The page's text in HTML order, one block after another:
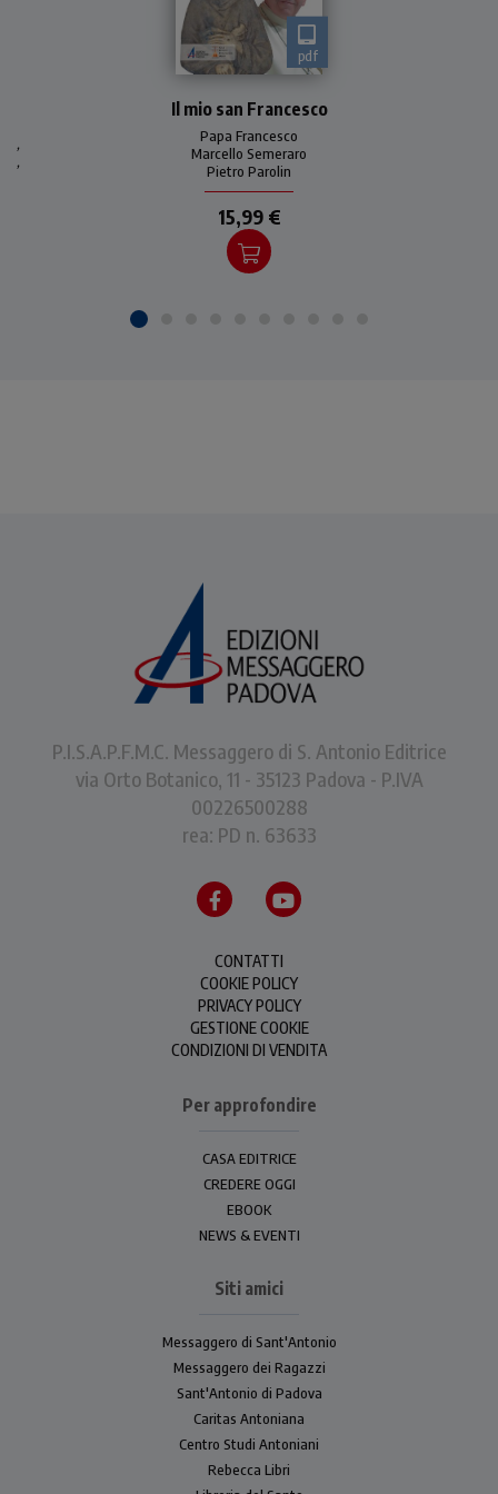
pdf
tra il card
Papa Francesco
,
Marcello Semeraro
,
Pietro Parolin
Il mio san Francesco
15,99 €
P.I.S.A.P.F.M.C. Messaggero di S. Antonio Editrice
via Orto Botanico, 11 - 35123 Padova - P.IVA
00226500288
rea: PD n. 63633
CONTATTI
COOKIE POLICY
PRIVACY POLICY
GESTIONE COOKIE
CONDIZIONI DI VENDITA
Per approfondire
CASA EDITRICE
CREDERE OGGI
EBOOK
NEWS & EVENTI
Siti amici
Messaggero di Sant'Antonio
Messaggero dei Ragazzi
Sant'Antonio di Padova
Caritas Antoniana
Centro Studi Antoniani
Rebecca Libri